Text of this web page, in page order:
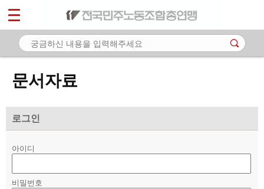
문서자료
로그인
아이디
비밀번호
마이페이지
소개
노동상담
자료
- 미디어자료